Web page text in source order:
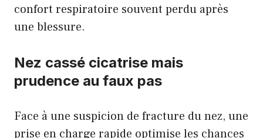
confort respiratoire souvent perdu après
une blessure.
Nez cassé cicatrise mais
prudence au faux pas
Face à une suspicion de fracture du nez, une
prise en charge rapide optimise les chances